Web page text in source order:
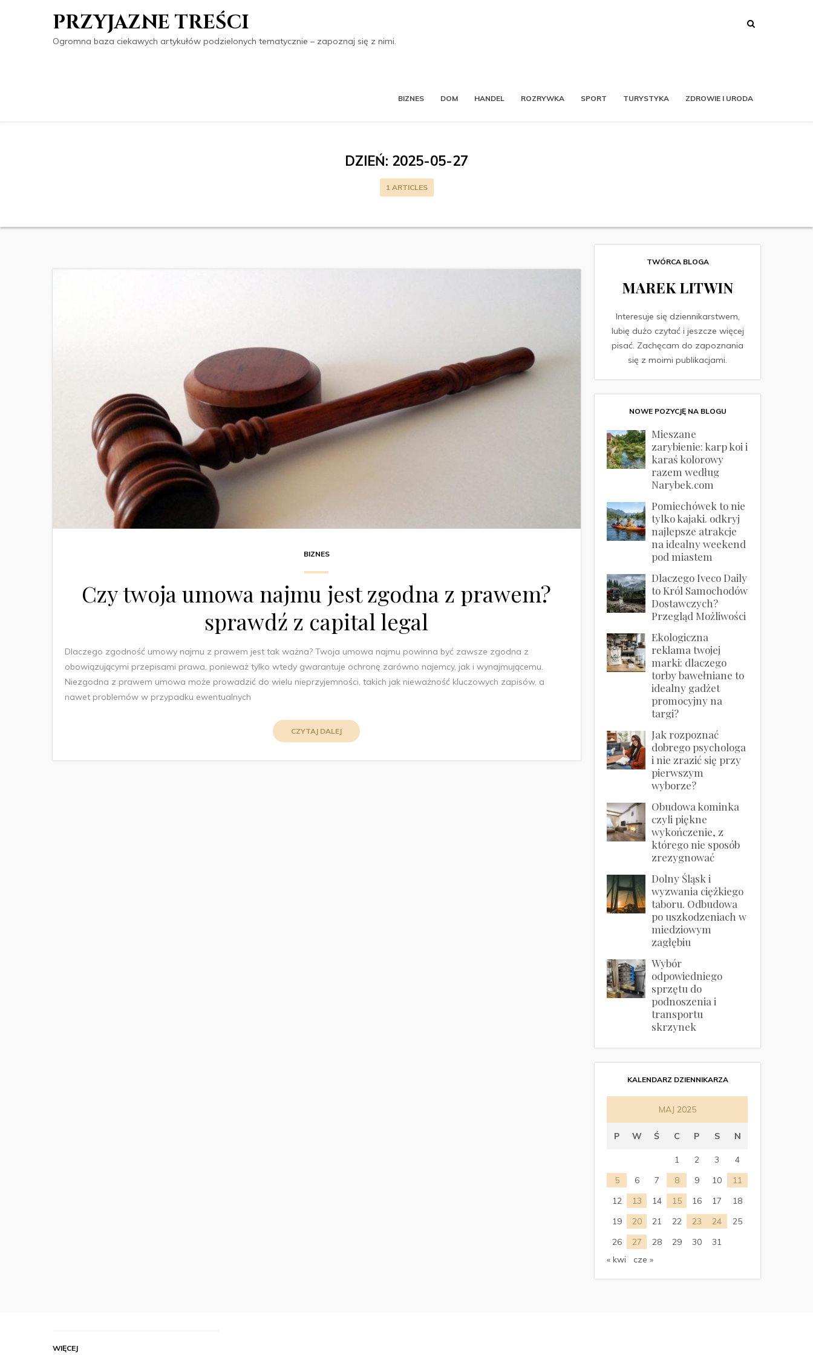
PRZYJAZNE TREŚCI
Ogromna baza ciekawych artykułów podzielonych tematycznie – zapoznaj się z nimi.
BIZNES DOM HANDEL ROZRYWKA SPORT TURYSTYKA ZDROWIE I URODA
DZIEŃ: 2025-05-27
1 ARTICLES
BIZNES
Czy twoja umowa najmu jest zgodna z prawem?
sprawdź z capital legal
Dlaczego zgodność umowy najmu z prawem jest tak ważna? Twoja umowa najmu powinna być zawsze zgodna z
obowiązującymi przepisami prawa, ponieważ tylko wtedy gwarantuje ochronę zarówno najemcy, jak i wynajmującemu.
Niezgodna z prawem umowa może prowadzić do wielu nieprzyjemności, takich jak nieważność kluczowych zapisów, a
nawet problemów w przypadku ewentualnych
CZYTAJ DALEJ
TWÓRCA BLOGA
MAREK LITWIN
Interesuje się dziennikarstwem,
lubię dużo czytać i jeszcze więcej
pisać. Zachęcam do zapoznania
się z moimi publikacjami.
NOWE POZYCJĘ NA BLOGU
Mieszane
zarybienie: karp koi i
karaś kolorowy
razem według
Narybek.com
Pomiechówek to nie
tylko kajaki. odkryj
najlepsze atrakcje
na idealny weekend
pod miastem
Dlaczego Iveco Daily
to Król Samochodów
Dostawczych?
Przegląd Możliwości
Ekologiczna
reklama twojej
marki: dlaczego
torby bawełniane to
idealny gadżet
promocyjny na
targi?
Jak rozpoznać
dobrego psychologa
i nie zrazić się przy
pierwszym
wyborze?
Obudowa kominka
czyli piękne
wykończenie, z
którego nie sposób
zrezygnować
Dolny Śląsk i
wyzwania ciężkiego
taboru. Odbudowa
po uszkodzeniach w
miedziowym
zagłębiu
Wybór
odpowiedniego
sprzętu do
podnoszenia i
transportu
skrzynek
KALENDARZ DZIENNIKARZA
MAJ 2025
P W Ś C P S N
1 2 3
4
5
6 7 8 9 10
11
12
13 14 15 16 17
18
19
20 21 22 23 24
25
26
27 28 29 30
31
« kwi
cze »
WIĘCEJ